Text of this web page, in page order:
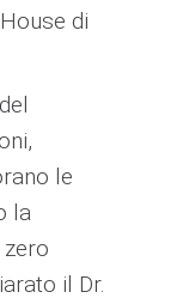
di
le
la
il Dr.